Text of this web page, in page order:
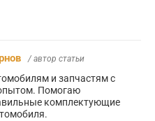
/ автор статьи
и запчастям с
Помогаю
комплектующие